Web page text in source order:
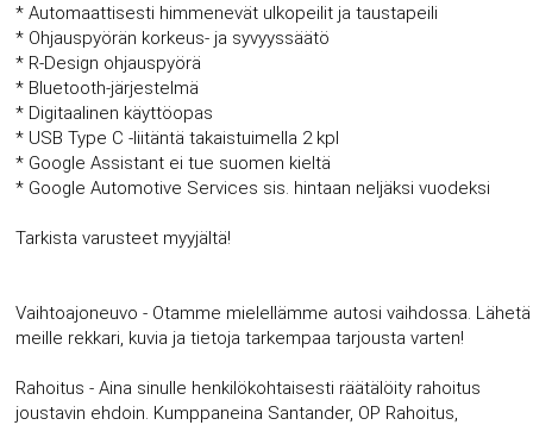
* Automaattisesti himmenevät ulkopeilit ja taustapeili
* Ohjauspyörän korkeus- ja syvyyssäätö
* R-Design ohjauspyörä
* Bluetooth-järjestelmä
* Digitaalinen käyttöopas
* USB Type C -liitäntä takaistuimella 2 kpl
* Google Assistant ei tue suomen kieltä
* Google Automotive Services sis. hintaan neljäksi vuodeksi
Tarkista varusteet myyjältä!
Vaihtoajoneuvo - Otamme mielellämme autosi vaihdossa. Lähetä
meille rekkari, kuvia ja tietoja tarkempaa tarjousta varten!
Rahoitus - Aina sinulle henkilökohtaisesti räätälöity rahoitus
joustavin ehdoin. Kumppaneina Santander, OP Rahoitus,